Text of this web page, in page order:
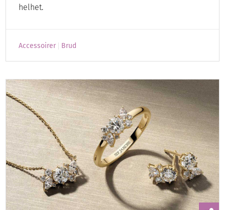
helhet.
Accessoirer Brud